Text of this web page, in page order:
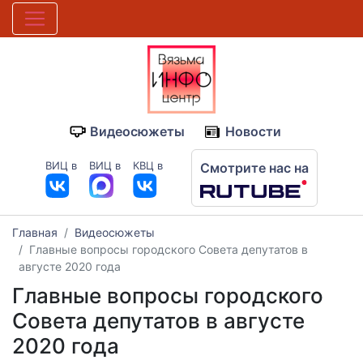
Видеосюжеты Новости
ВИЦ в ВИЦ в КВЦ в Смотрите нас на
Главная
Видеосюжеты
Главные вопросы городского Совета депутатов в
августе 2020 года
Главные вопросы городского
Совета депутатов в августе
2020 года